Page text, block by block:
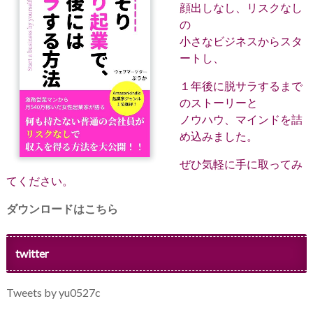
顔出しなし、リスクなし
の
小さなビジネスからスタ
ートし、
１年後に脱サラするまで
のストーリーと
ノウハウ、マインドを詰
め込みました。
ぜひ気軽に手に取ってみ
てください。
ダウンロードはこちら
twitter
Tweets by yu0527c